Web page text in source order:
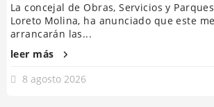
La concejal de Obras, Servicios y
Loreto Molina, ha anunciado que este
arrancarán las...
leer más
8 agosto 2026